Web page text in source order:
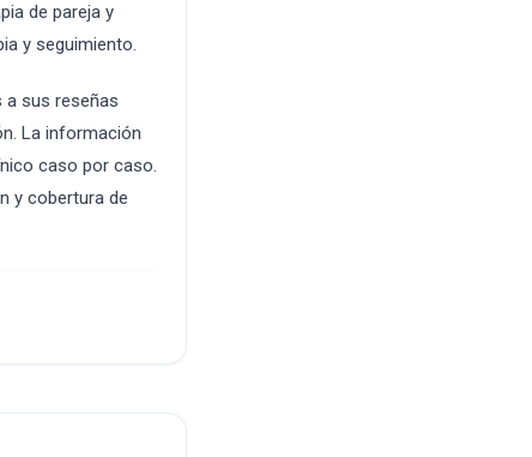
de pareja y
y seguimiento.
a sus reseñas
La información
caso por caso.
y cobertura de